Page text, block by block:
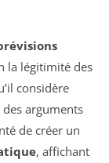
la légitimité des
considère
des arguments
de créer un
, affichant